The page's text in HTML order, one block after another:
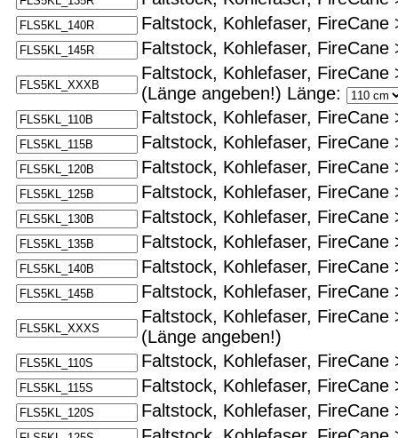
Faltstock, Kohlefaser,
Faltstock, Kohlefaser,
Faltstock, Kohlefaser,
(Länge angeben!) Länge:
Faltstock, Kohlefaser,
Faltstock, Kohlefaser,
Faltstock, Kohlefaser,
Faltstock, Kohlefaser,
Faltstock, Kohlefaser,
Faltstock, Kohlefaser,
Faltstock, Kohlefaser,
Faltstock, Kohlefaser,
Faltstock, Kohlefaser,
(Länge angeben!)
Faltstock, Kohlefaser,
Faltstock, Kohlefaser,
Faltstock, Kohlefaser,